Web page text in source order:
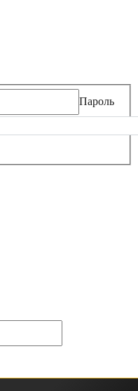
Пароль